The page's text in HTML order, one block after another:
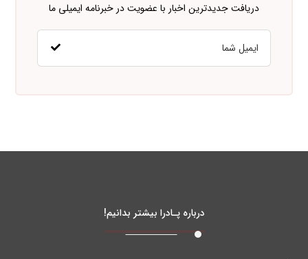
دریافت جدیدترین اخبار با عضویت در خبرنامه ایمیلی ما
درباره پـادرا بیشتر بدانیم!